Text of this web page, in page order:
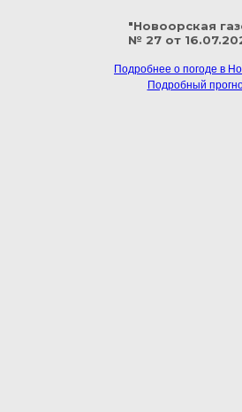
"Новоорская
№ 27 от
Подробнее о погоде в
Подробный